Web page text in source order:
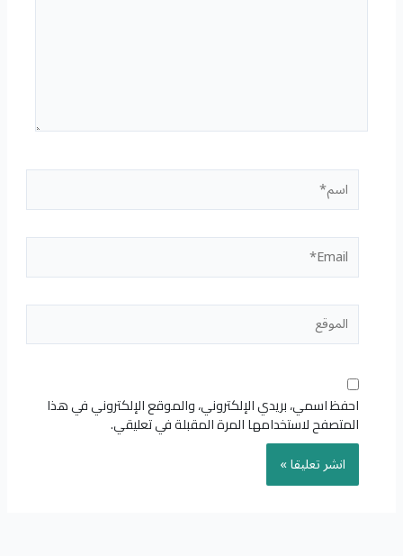
اسم*
Email*
الموقع
احفظ اسمي، بريدي الإلكتروني، والموقع الإلكتروني في هذا
المتصفح لاستخدامها المرة المقبلة في تعليقي.